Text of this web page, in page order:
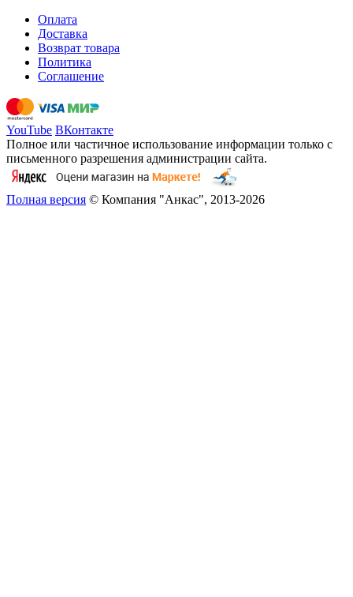
Оплата
Доставка
Возврат товара
Политика
Соглашение
YouTube ВКонтакте
Полное или частичное использование информации только с
письменного разрешения администрации сайта.
Полная версия © Компания "Анкас", 2013-2026